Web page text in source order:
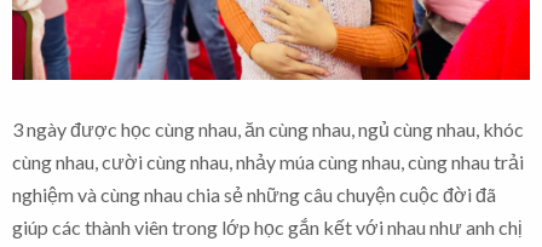
3 ngày được học cùng nhau, ăn cùng nhau, ngủ cùng nhau, khóc
cùng nhau, cười cùng nhau, nhảy múa cùng nhau, cùng nhau trải
nghiệm và cùng nhau chia sẻ những câu chuyện cuộc đời đã
giúp các thành viên trong lớp học gắn kết với nhau như anh chị